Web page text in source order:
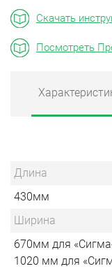
Скачать
Посмотреть
Длина
430мм
Ширина
670мм для
1020 мм для